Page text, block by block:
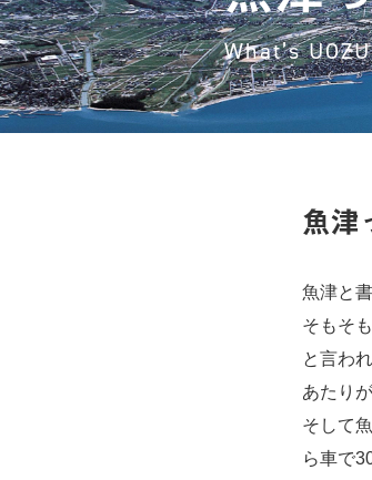
What’s UOZU
魚津
魚津と
そもそ
と言わ
あたり
そして
ら車で